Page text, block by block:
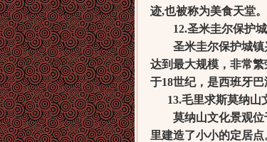
迹,也被称为美食天堂。
12.圣米圭尔保护城
圣米圭尔保护城镇兴
达到最大规模，非常
于18世纪，是西班牙巴
13.毛里求斯莫纳山
莫纳山文化景观位于
里建造了小小的定居